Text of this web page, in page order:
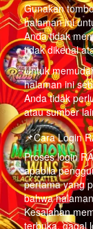
Gunakan
halaman ini
Anda tidak
tidak dikenal
Untuk
halaman ini
Anda tidak
atau sumber
📌Cara Login
Proses login
apabila
pertama yang
bahwa
Kesalahan
terbuka, gagal